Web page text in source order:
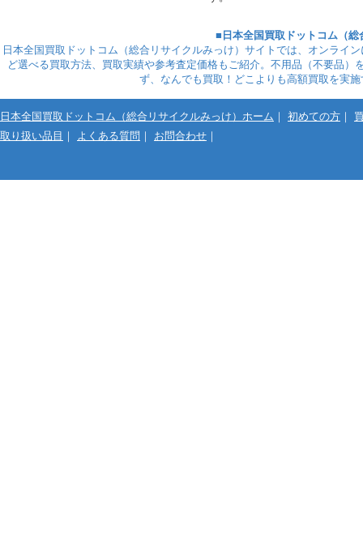
■日本全国買取ドットコム（
日本全国買取ドットコム（総合リサイクルみっけ）サイトでは、オンライ
ど選べる買取方法、買取実績や参考査定価格もご紹介。不用品（不要品
ず、なんでも買取！どこよりも高額買取を実
日本全国買取ドットコム（総合リサイクルみっけ）ホーム ｜ 初めての方 ｜
取り扱い品目 ｜ よくある質問 ｜ お問合わせ ｜